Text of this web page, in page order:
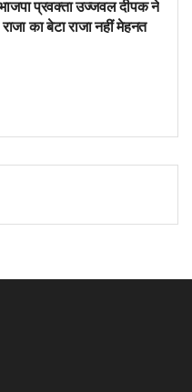
प्रवक्ता उज्जवल दीपक ने
का बेटा राजा नहीं मेहनत